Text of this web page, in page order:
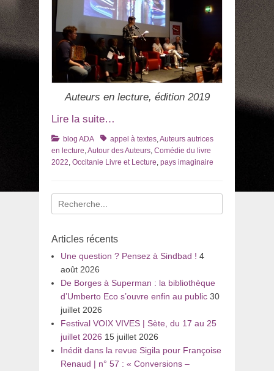
Auteurs en lecture, édition 2019
Lire la suite…
Catégories
blog ADA Tagsappel à textes Auteurs autrices
en lecture Autour des Auteurs Comédie du livre
2022 Occitanie Livre et Lecture pays imaginaire
Recherche
pour
Articles récents
Une question ? Pensez à Sindbad ! 4
août 2026
De Borges à Superman : la bibliothèque
d’Umberto Eco s’ouvre enfin au public 30
juillet 2026
Festival VOIX VIVES | Sète, du 17 au 25
juillet 2026 15 juillet 2026
Inédit dans la revue Sigila pour Françoise
Renaud | n° 57 : « Conversions –